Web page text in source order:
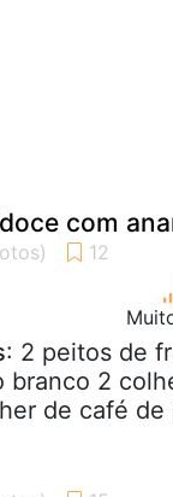
com
: 2 peitos de
branco 2
de café de